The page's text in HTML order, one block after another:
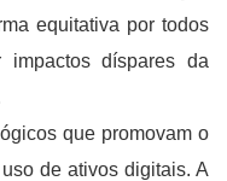
equitativa por todos
díspares da
que promovam o
de ativos digitais. A